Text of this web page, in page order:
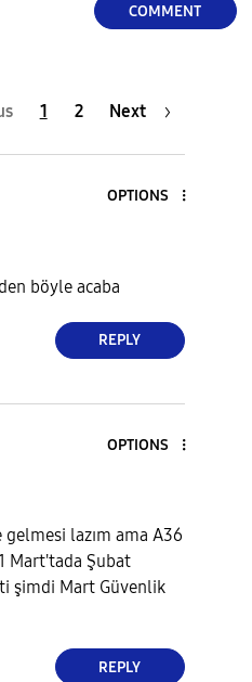
COMMENT
1 2 Next
OPTIONS
böyle acaba
REPLY
OPTIONS
lazım ama A36
Mart'tada Şubat
şimdi Mart Güvenlik
REPLY